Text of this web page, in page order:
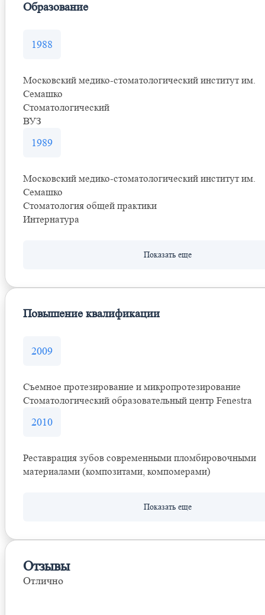
Образование
1988
Московский медико-стоматологический институт им.
Семашко
Стоматологический
ВУЗ
1989
Московский медико-стоматологический институт им.
Семашко
Стоматология общей практики
Интернатура
Повышение квалификации
2009
Съемное протезирование и микропротезирование
Стоматологический образовательный центр Fenestra
2010
Реставрация зубов современными пломбировочными
материалами (композитами, компомерами)
Отзывы
Отлично